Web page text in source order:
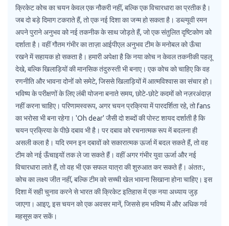
क्रिकेट कोच का चयन केवल एक नौकरी नहीं, बल्कि एक विचारधारा का प्रतीक है।
जब दो बड़े दिमाग टकराते हैं, तो एक नई दिशा का जन्म हो सकता है। डब्ल्यूवी रमन
अपने पुराने अनुभव को नई तकनीक के साथ जोड़ते हैं, जो एक संतुलित दृष्टिकोण को
दर्शाता है। वहीं गौतम गंभीर का ताज़ा आईपीएल अनुभव टीम के मनोबल को ऊँचा
रखने में सहायक हो सकता है। हमारी अपेक्षा है कि नया कोच न केवल तकनीकी पहलू
देखे, बल्कि खिलाड़ियों की मानसिक तंदुरुस्ती भी बनाए। एक कोच को चाहिए कि वह
रणनीति और भावना दोनों को समेटे, जिससे खिलाड़ियों में आत्मविश्वास का संचार हो।
भविष्य के परीक्षणों के लिए लंबी योजना बनाते समय, छोटे‑छोटे कदमों को नज़रअंदाज़
नहीं करना चाहिए। परिणामस्वरूप, अगर चयन प्रक्रिया में पारदर्शिता रहे, तो fans
का भरोसा भी बना रहेगा। 'Oh dear' जैसी दो शब्दों की पोस्ट शायद दर्शाती है कि
चयन प्रक्रिया के पीछे दबाव भी है। पर दबाव को रचनात्मक रूप में बदलना ही
असली कला है। यदि रमन इन दबावों को सकारात्मक ऊर्जा में बदल सकते हैं, तो वह
टीम को नई ऊँचाइयों तक ले जा सकते हैं। वहीं अगर गंभीर युवा ऊर्जा और नई
विचारधारा लाते हैं, तो वह भी एक सफल यात्रा की शुरुआत कर सकते हैं। अंततः,
कोच का लक्ष्य जीत नहीं, बल्कि टीम को सच्ची खेल भावना सिखाना होना चाहिए। इस
दिशा में सही चुनाव करने से भारत की क्रिकेट इतिहास में एक नया अध्याय जुड़
जाएगा। आइए, इस चयन को एक अवसर मानें, जिससे हम भविष्य में और अधिक गर्व
महसूस कर सकें।